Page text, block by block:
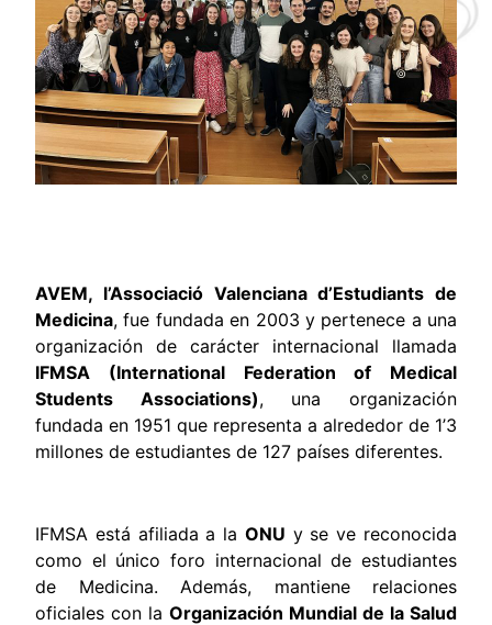
AVEM, l’Associació Valenciana d’Estudiants de
Medicina, fue fundada en 2003 y pertenece a una
organización de carácter internacional llamada
IFMSA (International Federation of Medical
Students Associations), una organización
fundada en 1951 que representa a alrededor de 1’3
millones de estudiantes de 127 países diferentes.
IFMSA está afiliada a la ONU y se ve reconocida
como el único foro internacional de estudiantes
de Medicina. Además, mantiene relaciones
oficiales con la Organización Mundial de la Salud